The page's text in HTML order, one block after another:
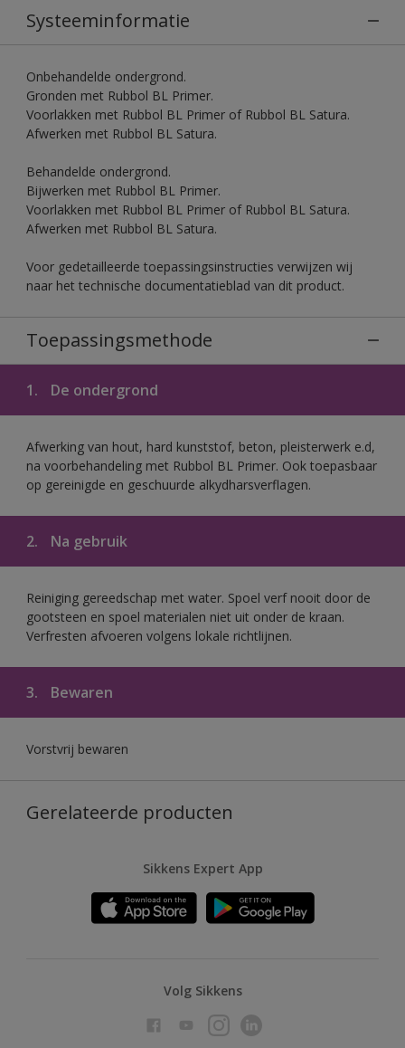
Systeeminformatie
Onbehandelde ondergrond.
Gronden met Rubbol BL Primer.
Voorlakken met Rubbol BL Primer of Rubbol BL Satura.
Afwerken met Rubbol BL Satura.
Behandelde ondergrond.
Bijwerken met Rubbol BL Primer.
Voorlakken met Rubbol BL Primer of Rubbol BL Satura.
Afwerken met Rubbol BL Satura.
Voor gedetailleerde toepassingsinstructies verwijzen wij
naar het technische documentatieblad van dit product.
Toepassingsmethode
1. De ondergrond
Afwerking van hout, hard kunststof, beton, pleisterwerk e.d,
na voorbehandeling met Rubbol BL Primer. Ook toepasbaar
op gereinigde en geschuurde alkydharsverflagen.
2. Na gebruik
Reiniging gereedschap met water. Spoel verf nooit door de
gootsteen en spoel materialen niet uit onder de kraan.
Verfresten afvoeren volgens lokale richtlijnen.
3. Bewaren
Vorstvrij bewaren
Gerelateerde producten
Sikkens Expert App
Volg Sikkens